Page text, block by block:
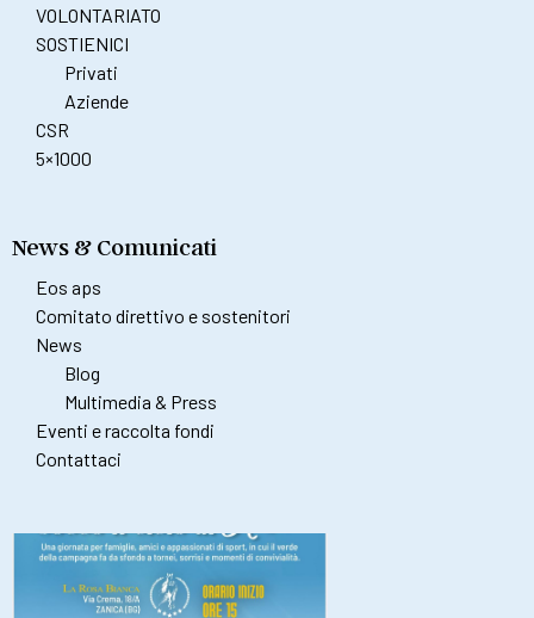
VOLONTARIATO
SOSTIENICI
Privati
Aziende
CSR
5×1000
News & Comunicati
Eos aps
Comitato direttivo e sostenitori
News
Blog
Multimedia & Press
Eventi e raccolta fondi
Contattaci